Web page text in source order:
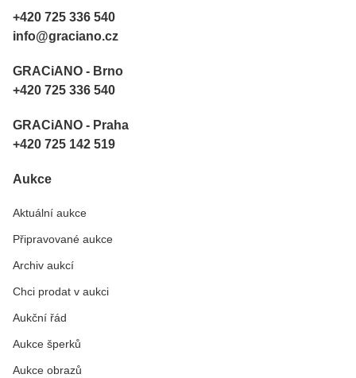
+420 725 336 540
info@graciano.cz
GRACiANO - Brno
+420 725 336 540
GRACiANO - Praha
+420 725 142 519
Aukce
Aktuální aukce
Připravované aukce
Archiv aukcí
Chci prodat v aukci
Aukční řád
Aukce šperků
Aukce obrazů